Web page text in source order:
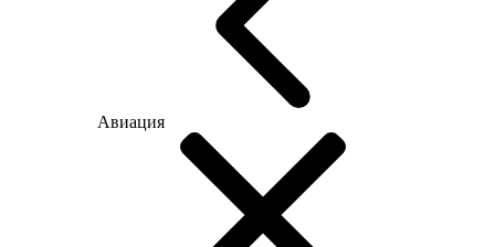
Авиация